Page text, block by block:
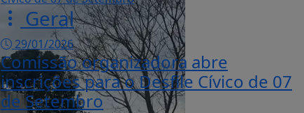
Geral
29/01/2026
Comissão organizadora abre
inscrições para o Desfile Cívico de 07
de Setembro